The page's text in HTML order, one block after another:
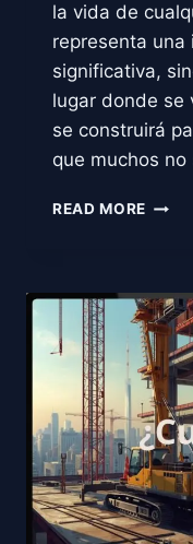
la vida de
representa una
significativa,
lugar donde se
se construirá
que muchos
READ MORE
UNA
CASA
(Y
EL